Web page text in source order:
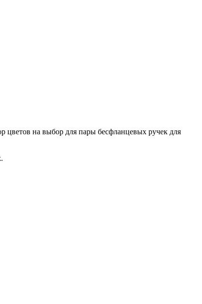
цветов на выбор для пары бесфланцевых ручек для